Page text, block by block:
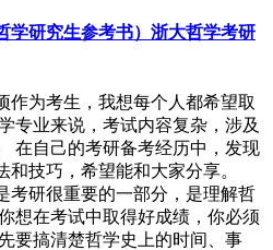
学研究生参考书）浙大哲学考研
作为考生，我想每个人都希望取
专业来说，考试内容复杂，涉及
在自己的考研备考经历中，发现
和技巧，希望能和大家分享。
考研很重要的一部分，是理解哲
想在考试中取得好成绩，你必须
要搞清楚哲学史上的时间、事